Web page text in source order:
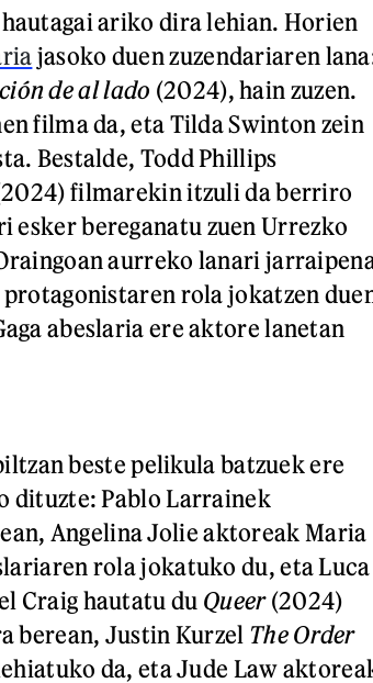
ariko dira lehian. Horien
jasoko duen zuzendariaren
de al lado (2024), hain zuzen.
filma da, eta Tilda Swinton zein
Bestalde, Todd Phillips
filmarekin itzuli da berriro
esker bereganatu zuen Urrezko
aurreko lanari
rola jokatzen
abeslaria ere aktore lanetan
beste pelikula batzuek ere
dituzte: Pablo Larrainek
Angelina Jolie aktoreak Maria
rola jokatuko du, eta Luca
Craig hautatu du Queer(2024)
berean, Justin Kurzel The Order
da, eta Jude Law